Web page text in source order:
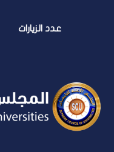
عدد الزيارات